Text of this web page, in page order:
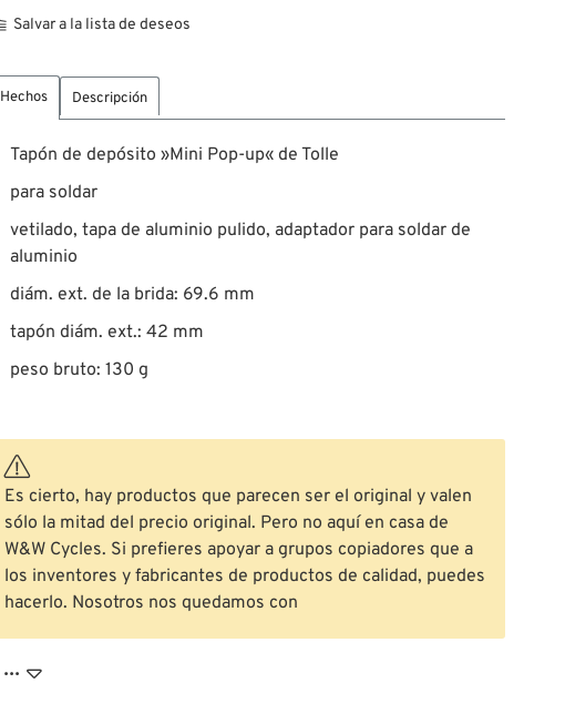
Salvar a la lista de deseos
Hechos Descripción
Tapón de depósito »Mini Pop-up« de Tolle
para soldar
vetilado, tapa de aluminio pulido, adaptador para soldar de
aluminio
diám. ext. de la brida: 69.6 mm
tapón diám. ext.: 42 mm
peso bruto: 130 g
Es cierto, hay productos que parecen ser el original y valen
sólo la mitad del precio original. Pero no aquí en casa de
W&W Cycles. Si prefieres apoyar a grupos copiadores que a
los inventores y fabricantes de productos de calidad, puedes
hacerlo. Nosotros nos quedamos con
